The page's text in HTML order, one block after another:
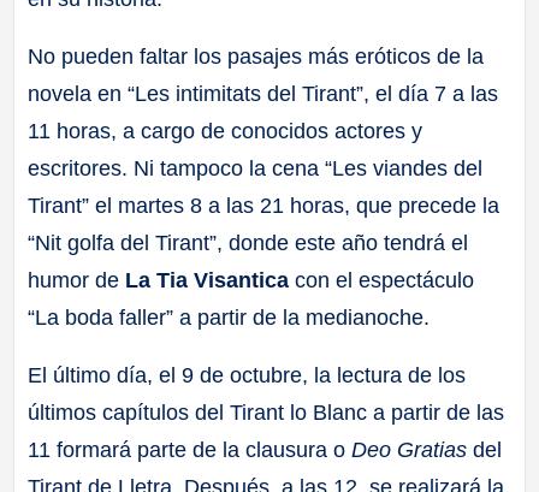
No pueden faltar los pasajes más eróticos de la
novela en “Les intimitats del Tirant”, el día 7 a las
11 horas, a cargo de conocidos actores y
escritores. Ni tampoco la cena “Les viandes del
Tirant” el martes 8 a las 21 horas, que precede la
“Nit golfa del Tirant”, donde este año tendrá el
humor de La Tia Visantica con el espectáculo
“La boda faller” a partir de la medianoche.
El último día, el 9 de octubre, la lectura de los
últimos capítulos del Tirant lo Blanc a partir de las
11 formará parte de la clausura oDeo Gratias del
Tirant de Lletra. Después, a las 12, se realizará la